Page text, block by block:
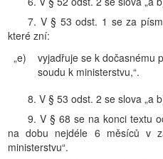
7. V § 53 odst. 1 se za
které zní:
„e)
vyjadřuje se k dočasnému
soudu k ministerstvu,“.
8. V § 53 odst. 2 se slova „a
9. V § 68 se na konci textu
na dobu nejdéle 6 měsíců v
ministerstvu“.